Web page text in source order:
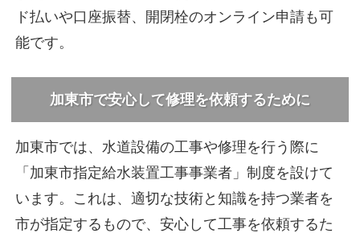
ド払いや口座振替、開閉栓のオンライン申請も可
能です。
加東市で安心して修理を依頼するために
加東市では、水道設備の工事や修理を行う際に
「加東市指定給水装置工事事業者」制度を設けて
います。これは、適切な技術と知識を持つ業者を
市が指定するもので、安心して工事を依頼するた